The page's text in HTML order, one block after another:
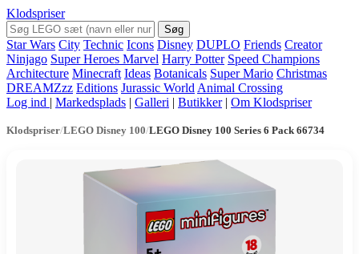
Klodspriser
Søg
Star Wars City Technic Icons Disney DUPLO Friends Creator
Ninjago Super Heroes Marvel Harry Potter Speed Champions
Architecture Minecraft Ideas Botanicals Super Mario Christmas
DREAMZzz Editions Jurassic World Animal Crossing
Log ind | Markedsplads | Galleri | Butikker | Om Klodspriser
Klodspriser/LEGO Disney 100/LEGO Disney 100 Series 6 Pack 66734